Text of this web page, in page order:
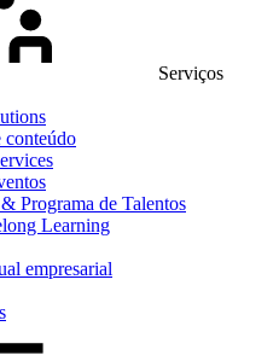
Serviços
conteúdo
Programa de Talentos
Learning
empresarial